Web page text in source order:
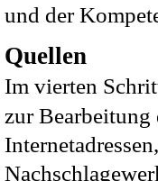
und der
Quellen
Im vierten
zur Bearbeitung